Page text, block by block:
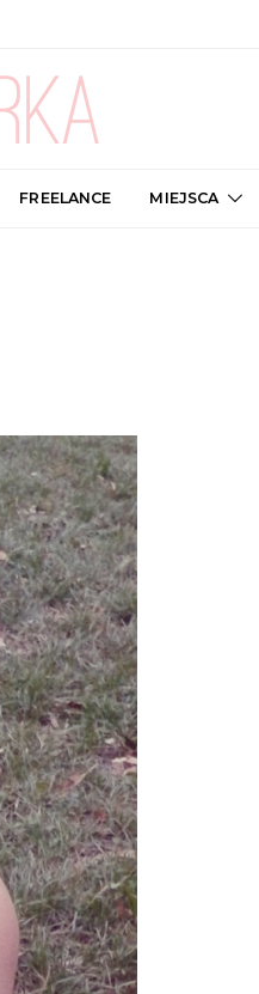
FREELANCE MIEJSCA